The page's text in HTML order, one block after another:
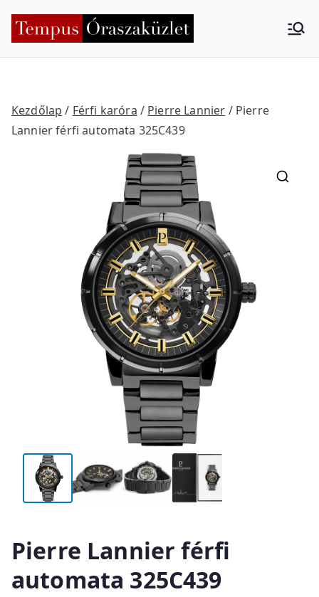
Tempus
küzlet
Kezdőlap / Férfi karóra / Pierre Lannier / Pierre
Lannier férfi automata 325C439
Pierre Lannier férfi
automata 325C439